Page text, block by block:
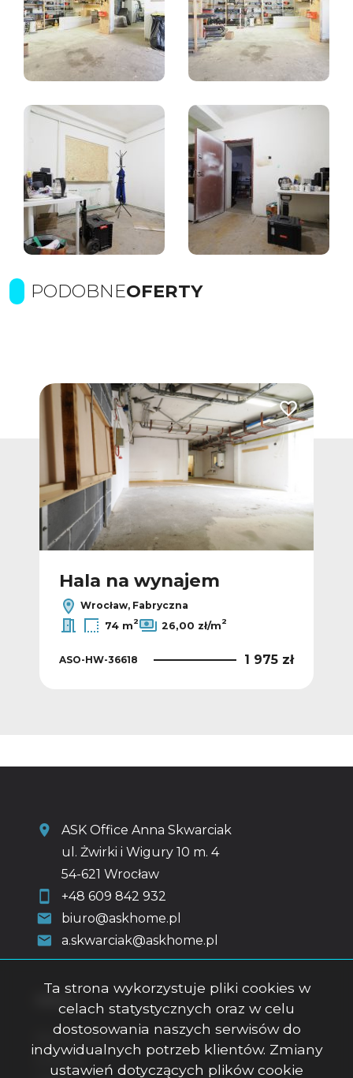
PODOBNEOFERTY
Dodaj do ulubionych Dodaj do
Hala na wynajem
Wrocław, Fabryczna
74 m2 26,00 zł/m2
ASO-HW-36618 1 975 zł
ASK Office Anna Skwarciak
ul. Żwirki i Wigury 10 m. 4
54-621 Wrocław
+48 609 842 932
biuro@askhome.pl
a.skwarciak@askhome.pl
Strona główna
O firmie
Ta strona wykorzystuje pliki cookies w
celach statystycznych oraz w celu
dostosowania naszych serwisów do
indywidualnych potrzeb klientów. Zmiany
ustawień dotyczących plików cookie